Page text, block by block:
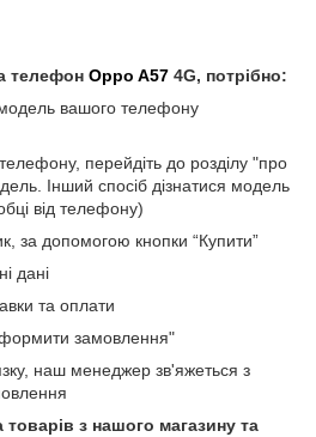
телефон Oppo A57 4G, потрібно:
вашого телефону
перейдіть до розділу "про
Інший спосіб дізнатися модель
від телефону)
за допомогою кнопки “Купити”
дані
та оплати
замовлення"
наш менеджер зв'яжеться з
з нашого магазину та